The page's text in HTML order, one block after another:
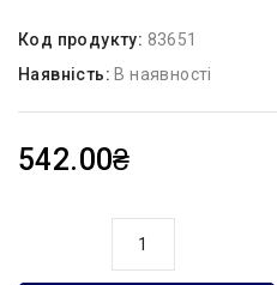
Код продукту: 83651
Наявність: В наявності
542.00₴